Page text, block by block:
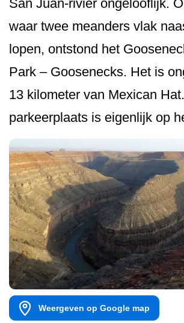
San Juan-rivier ongelooflijk.
waar twee meanders vlak
lopen, ontstond het
Park – Goosenecks. Het is
13 kilometer van Mexican
parkeerplaats is eigenlijk op
Weergeven op Google map